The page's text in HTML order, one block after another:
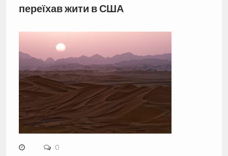
переїхав жити в США
0